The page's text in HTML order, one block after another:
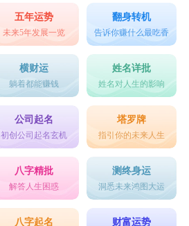
五年运势
未来5年发展一览
翻身转机
告诉你赚什么最吃香
横财运
躺着都能赚钱
姓名详批
姓名对人生的影响
公司起名
初创公司起名玄机
塔罗牌
指引你的未来人生
八字精批
解答人生困惑
测终身运
洞悉未来鸿图大运
八字起名 财富运势